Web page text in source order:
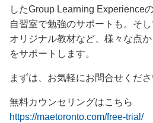
したGroup Learning Experience
自習室で勉強のサポートも。そ
オリジナル教材など、様々な点
をサポートします。
まずは、お気軽にお問合せくださ
無料カウンセリングはこちら
https://maetoronto.com/free-trial/